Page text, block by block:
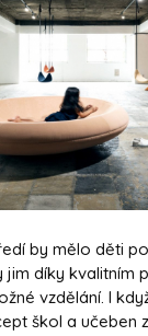
by mělo děti
díky kvalitním
vzdělání. I
škol a učeben